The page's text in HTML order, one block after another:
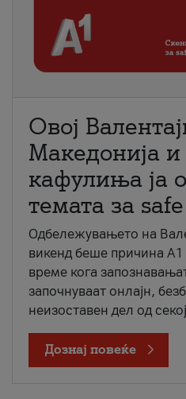
Овој
Македонија и
кафулиња ја
темата за
Одбележувањето на
викенд беше причина А1
време кога
започнуваат онлајн,
неизоставен дел од
Дознај повеќе